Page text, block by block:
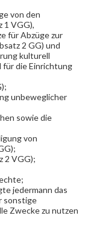
von den
1 VGG),
für Abzüge zur
2 GG) und
kulturell
die Einrichtung
unbeweglicher
sowie die
von
2 VGG);
jedermann das
sonstige
Zwecke zu nutzen